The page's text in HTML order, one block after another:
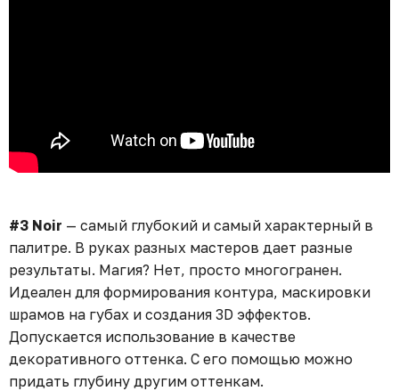
#3 Noir — самый глубокий и самый характерный в
палитре. В руках разных мастеров дает разные
результаты. Магия? Нет, просто многогранен.
Идеален для формирования контура, маскировки
шрамов на губах и создания 3D эффектов.
Допускается использование в качестве
декоративного оттенка. С его помощью можно
придать глубину другим оттенкам.⁣⁣